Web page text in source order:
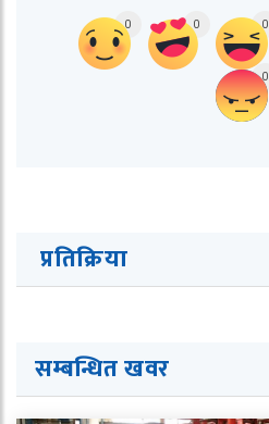
0 0 0
0
प्रतिक्रिया
सम्बन्धित खवर